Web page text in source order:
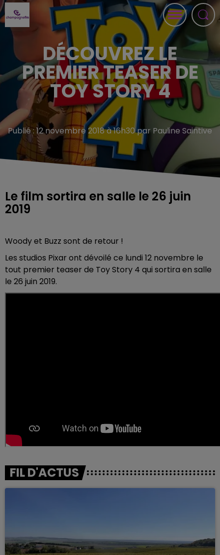
DÉCOUVREZ LE
PREMIER TEASER DE
TOY STORY 4
Publié : 12 novembre 2018 à 16h30 par Pauline Saintive
Le film sortira en salle le 26 juin
2019
Woody et Buzz sont de retour !
Les studios Pixar ont dévoilé ce lundi 12 novembre le
tout premier teaser de Toy Story 4 qui sortira en salle
le 26 juin 2019.
FIL D'ACTUS